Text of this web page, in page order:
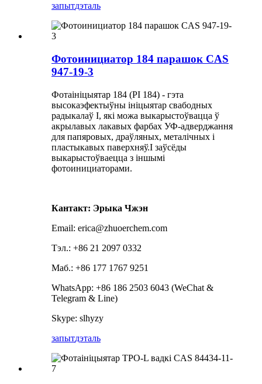
запытдэталь
Фотоинициатор 184 парашок CAS
947-19-3
Фотаініцыятар 184 (PI 184) - гэта
высокаэфектыўны ініцыятар свабодных
радыкалаў I, які можа выкарыстоўвацца ў
акрылавых лакавых фарбах УФ-адверджання
для папяровых, драўляных, металічных і
пластыкавых паверхняў.І заўсёды
выкарыстоўваецца з іншымі
фотоинициаторами.
Кантакт: Эрыка Чжэн
Email: erica@zhuoerchem.com
Тэл.: +86 21 2097 0332
Маб.: +86 177 1767 9251
WhatsApp: +86 186 2503 6043 (WeChat &
Telegram & Line)
Skype: slhyzy
запытдэталь